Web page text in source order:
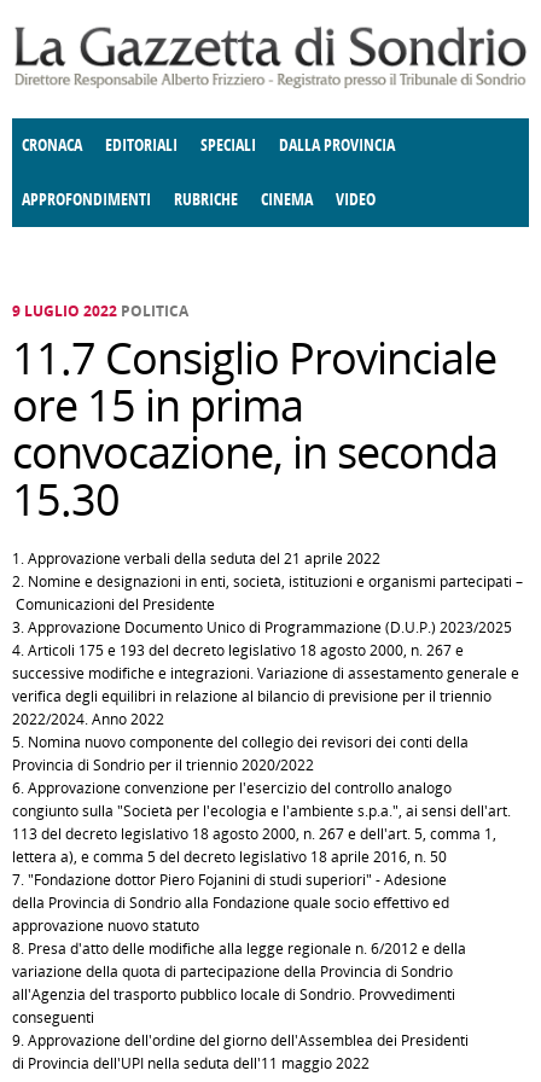
CRONACA EDITORIALI SPECIALI DALLA PROVINCIA
APPROFONDIMENTI
E SPETTACOLI POLITICA
RUBRICHE
DELLE IDEE FATTI DELLO SPIRITO
CINEMA VIDEO
9 LUGLIO 2022 POLITICA
11.7 Consiglio Provinciale
ore 15 in prima
convocazione, in seconda
15.30
1. Approvazione verbali della seduta del 21 aprile 2022
2. Nomine e designazioni in enti, società, istituzioni e organismi partecipati –
Comunicazioni del Presidente
3. Approvazione Documento Unico di Programmazione (D.U.P.) 2023/2025
4. Articoli 175 e 193 del decreto legislativo 18 agosto 2000, n. 267 e
successive modifiche e integrazioni. Variazione di assestamento generale e
verifica degli equilibri in relazione al bilancio di previsione per il triennio
2022/2024. Anno 2022
5. Nomina nuovo componente del collegio dei revisori dei conti della
Provincia di Sondrio per il triennio 2020/2022
6. Approvazione convenzione per l'esercizio del controllo analogo
congiunto sulla "Società per l'ecologia e l'ambiente s.p.a.", ai sensi dell'art.
113 del decreto legislativo 18 agosto 2000, n. 267 e dell'art. 5, comma 1,
lettera a), e comma 5 del decreto legislativo 18 aprile 2016, n. 50
7. "Fondazione dottor Piero Fojanini di studi superiori" - Adesione
della Provincia di Sondrio alla Fondazione quale socio effettivo ed
approvazione nuovo statuto
8. Presa d'atto delle modifiche alla legge regionale n. 6/2012 e della
variazione della quota di partecipazione della Provincia di Sondrio
all'Agenzia del trasporto pubblico locale di Sondrio. Provvedimenti
conseguenti
9. Approvazione dell'ordine del giorno dell'Assemblea dei Presidenti
di Provincia dell'UPI nella seduta dell'11 maggio 2022